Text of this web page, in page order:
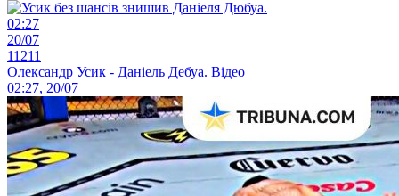
02:27
20/07
11211
Олександр Усик - Даніель Дебуа. Відео
02:27, 20/07